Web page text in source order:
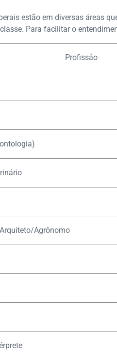
estão em diversas áreas
Para facilitar o
Profissão
Agrônomo